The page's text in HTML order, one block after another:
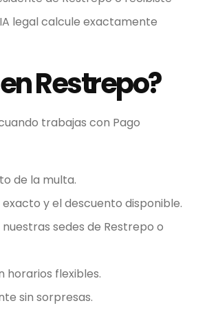
legal calcule exactamente
Restrepo?
trabajas con Pago
de la multa.
y el descuento disponible.
sedes de Restrepo o
horarios flexibles.
sin sorpresas.